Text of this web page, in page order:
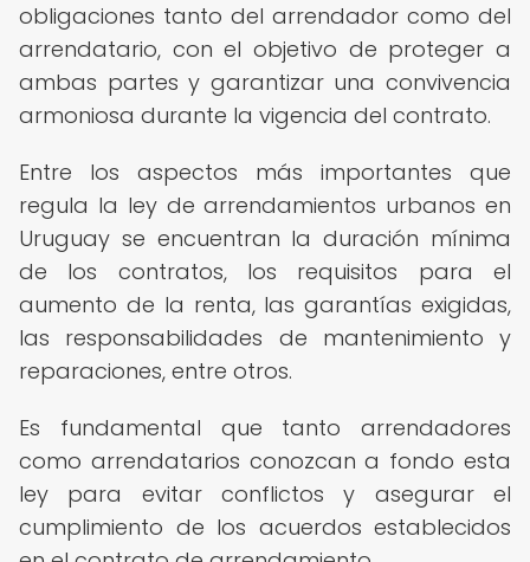
obligaciones tanto del arrendador como del
arrendatario, con el objetivo de proteger a
ambas partes y garantizar una convivencia
armoniosa durante la vigencia del contrato.
Entre los aspectos más importantes que
regula la ley de arrendamientos urbanos en
Uruguay se encuentran la duración mínima
de los contratos, los requisitos para el
aumento de la renta, las garantías exigidas,
las responsabilidades de mantenimiento y
reparaciones, entre otros.
Es fundamental que tanto arrendadores
como arrendatarios conozcan a fondo esta
ley para evitar conflictos y asegurar el
cumplimiento de los acuerdos establecidos